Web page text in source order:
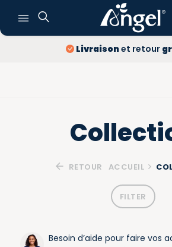
Livraisonet retour
RETOUR ACCUEIL
FILTER
Besoin d’aide pour faire vos